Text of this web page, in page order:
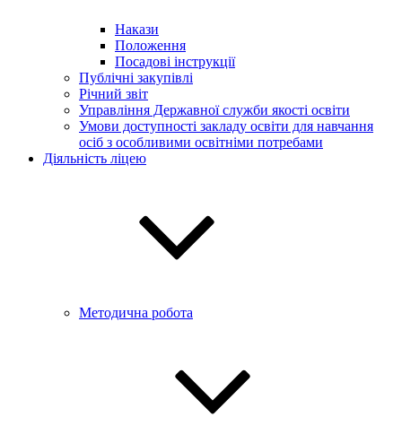
Накази
Положення
Посадові інструкції
Публічні закупівлі
Річний звіт
Управління Державної служби якості освіти
Умови доступності закладу освіти для навчання
осіб з особливими освітніми потребами
Діяльність ліцею
Методична робота